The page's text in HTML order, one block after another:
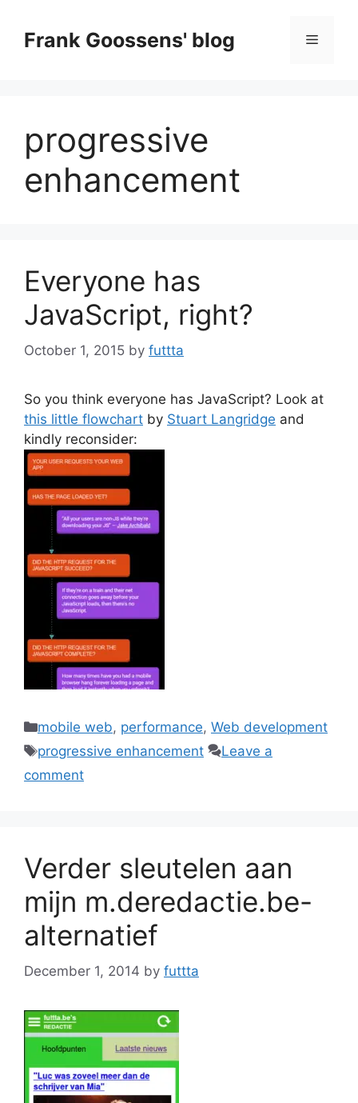
contentFrank Goossens' blog Menu
progressive
enhancement
Everyone has
JavaScript, right?
October 1, 2015 by futtta
So you think everyone has JavaScript? Look at
this little flowchart by Stuart Langridge and
kindly reconsider:
Categories
mobile web, performance, Web development
Tags
progressive enhancement
Leave a
comment
Verder sleutelen aan
mijn m.deredactie.be-
alternatief
December 1, 2014 by futtta